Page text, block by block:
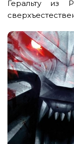
Геральту из